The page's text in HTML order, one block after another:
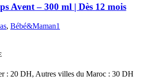
Avent – 300 ml | Dès 12 mois
, Bébé&Maman1
د.م.189.00.
: 20 DH, Autres villes du Maroc : 30 DH